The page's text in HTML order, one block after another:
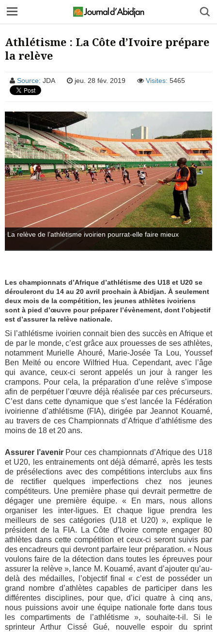
Athlétisme : La Côte d’Ivoire prépare
la relève
Source: JDA jeu. 28 fév. 2019 Visites: 5465
La relève de l’athlétisme ivoirien pourrat-elle faire mieux
Les championnats d’Afrique d’athlétisme des U18 et U20 se
dérouleront du 14 au 20 avril prochain à Abidjan. À seulement
deux mois de la compétition, les jeunes athlètes ivoiriens
sont à pied d’œuvre pour préparer l’évènement, dont l’objectif
est d’assurer la relève nationale.
Si l’athlétisme ivoirien connait bien des succès en Afrique et
de par le monde, c’est grâce aux prouesses de ses athlètes,
notamment Murielle Ahouré, Marie-Josée Ta Lou, Youssef
Ben Meïté ou encore Wilfried Hua. Cependant, avec l’âge
qui avance, ceux-ci seront appelés un jour à ranger les
crampons. Pour cela, la préparation d’une relève s’impose
afin de perpétuer l’œuvre déjà réalisée par ces précurseurs.
C’est dans cette dynamique que s’est lancée la Fédération
ivoirienne d’athlétisme (FIA), dirigée par Jeannot Kouamé,
au travers de ces Championnats d’Afrique d’athlétisme des
moins de 18 et 20 ans.
Assurer l’avenir Pour ces championnats d’Afrique des U18
et U20, les entrainements ont déjà démarré, après les tests
de présélections avec des compétitions interclubs aux fins
de rectifier quelques imperfections chez nos jeunes
compétiteurs. Une première phase qui devrait permettre de
dégager une première équipe. « En mars, nous allons
organiser les inter-ligues. Et chaque ligue prendra les
meilleurs de ses catégories (U18 et U20) », explique le
président de la FIA. La Côte d’Ivoire compte engager 80
athlètes dans cette compétition et ceux-ci seront suivis par
des encadreurs qui devront parfaire leur préparation. « Nous
voulons faire de la détection dans toutes les épreuves pour
assurer la relève », lance M. Kouamé, avant d’ajouter qu’au-
delà des médailles, l’objectif final « c’est de posséder un
grand nombre d’athlètes capables de participer dans les
différentes disciplines, pour que, d’ici quatre à cinq ans,
nous puissions avoir une équipe nationale forte dans tous
les compartiments de l’athlétisme », souhaite-t-il. Si le
sprinteur Arthur Cissé Gué, nouvelle espoir du sprint